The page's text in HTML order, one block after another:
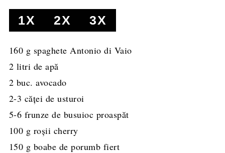
1X 2X 3X
160 g spaghete Antonio di Vaio
2 litri de apă
2 buc. avocado
2-3 căţei de usturoi
5-6 frunze de busuioc proaspăt
100 g roşii cherry
150 g boabe de porumb fiert